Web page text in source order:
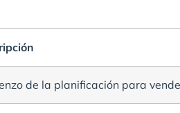
de la planificación para